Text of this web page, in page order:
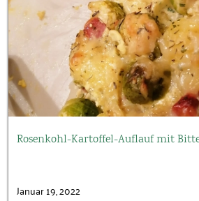
Rosenkohl-Kartoffel-Auflauf mit
Januar 19, 2022